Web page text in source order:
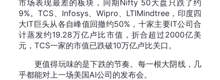
市场表现最差的板块，同期Nifty 50大盘只跌了约
9%。TCS、Infosys、Wipro、LTIMindtree，印度四
大IT巨头从各自峰值回撤约50%，十家主要IT公司合
计蒸发约19.28万亿卢比市值，折合超过2000亿美
元，TCS一家的市值已跌破10万亿卢比关口。
更值得玩味的是下跌的节奏。每一根大阴线，几
乎都能对上一场美国AI公司的发布会。